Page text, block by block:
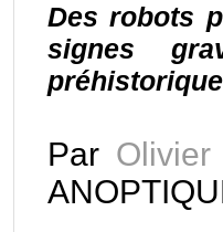
Des robots
signes
Par Olivier